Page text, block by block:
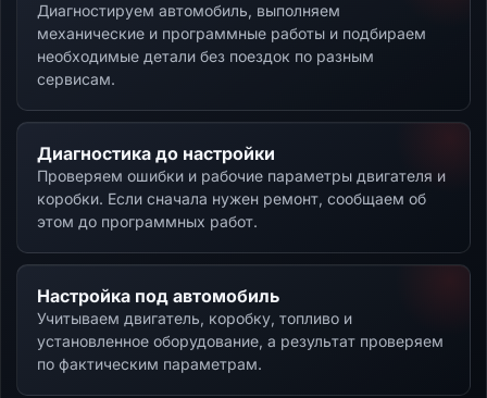
Диагностируем автомобиль, выполняем
механические и программные работы и подбираем
необходимые детали без поездок по разным
сервисам.
Диагностика до настройки
Проверяем ошибки и рабочие параметры двигателя и
коробки. Если сначала нужен ремонт, сообщаем об
этом до программных работ.
Настройка под автомобиль
Учитываем двигатель, коробку, топливо и
установленное оборудование, а результат проверяем
по фактическим параметрам.